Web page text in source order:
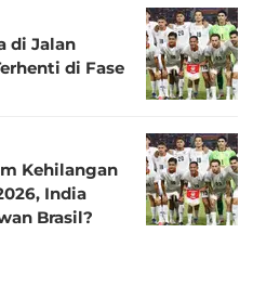
di Jalan
di Fase
Kehilangan
India
Brasil?